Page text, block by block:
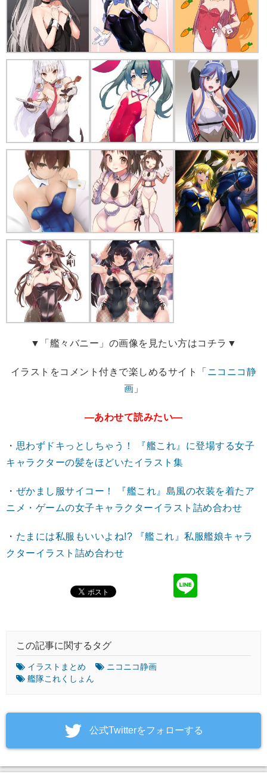
▼「艦々バニー」の画像を見たい方はコチラ▼
イラストをコメント付きで楽しめるサイト「 ニコニコ静
画 」
―あわせて読みたい―
・ 思わずドキっとしちゃう！ 『艦これ』に登場する女子
キャラクターの髪をほどいたイラスト集
・ ぜかまし服サイコー！ 『艦これ』島風の衣装を着たア
ニメ・ゲームの女子キャラクターイラスト詰め合わせ
・ たまには私服もいいよね!? 『艦これ』私服艦娘キャラ
クターイラスト詰め合わせ
この記事に関するタグ
イラストまとめ
ニコニコ静画
艦隊これくしょん
‎公式Twitterをフォローする